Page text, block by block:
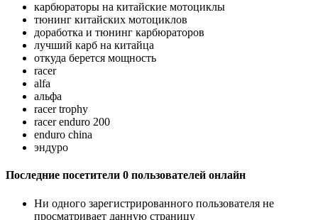
карбюраторы на китайские мотоциклы
тюнинг китайских мотоциклов
доработка и тюнинг карбюраторов
лучший карб на китайца
откуда берется мощность
racer
alfa
альфа
racer trophy
racer enduro 200
enduro china
эндуро
Последние посетители 0 пользователей онлайн
Ни одного зарегистрированного пользователя не
просматривает данную страницу